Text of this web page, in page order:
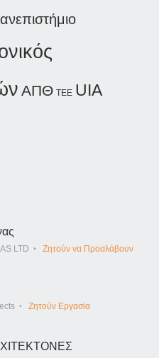
ΑΠΘ ΤΕΕ UIA
LTD Ζητούν να Προσλάβουν
Ζητούν Εργασία